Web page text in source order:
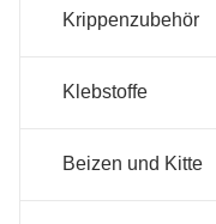
Krippenzubehör
Klebstoffe
Beizen und Kitte